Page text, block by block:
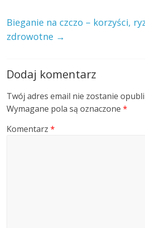
Bieganie na czczo – korzyści,
zdrowotne →
Dodaj komentarz
Twój adres email nie zostanie
Wymagane pola są oznaczone*
Komentarz*